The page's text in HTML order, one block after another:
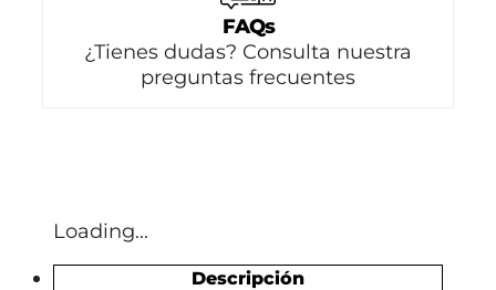
FAQs
¿Tienes dudas? Consulta nuestra
preguntas frecuentes
Loading...
Descripción